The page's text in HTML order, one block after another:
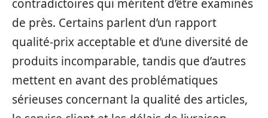
contradictoires qui méritent d’être examinés
de près. Certains parlent d’un rapport
qualité-prix acceptable et d’une diversité de
produits incomparable, tandis que d’autres
mettent en avant des problématiques
sérieuses concernant la qualité des articles,